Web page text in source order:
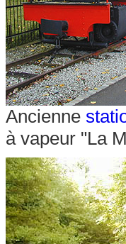
Ancienne
à vapeur "La